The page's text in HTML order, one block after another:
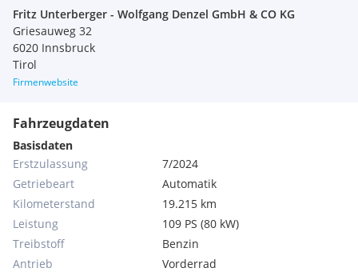
Fritz Unterberger - Wolfgang Denzel GmbH & CO KG
Griesauweg 32
6020 Innsbruck
Tirol
Firmenwebsite
Fahrzeugdaten
Basisdaten
Erstzulassung
7/2024
Getriebeart
Automatik
Kilometerstand
19.215 km
Leistung
109 PS (80 kW)
Treibstoff
Benzin
Antrieb
Vorderrad